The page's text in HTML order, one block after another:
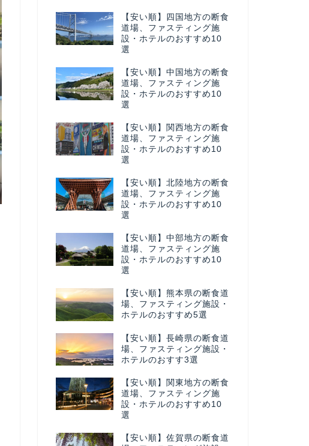
【安い順】四国地方の断食
道場、ファスティング施
設・ホテルのおすすめ10
選
【安い順】中国地方の断食
道場、ファスティング施
設・ホテルのおすすめ10
選
【安い順】関西地方の断食
道場、ファスティング施
設・ホテルのおすすめ10
選
【安い順】北陸地方の断食
道場、ファスティング施
設・ホテルのおすすめ10
選
【安い順】中部地方の断食
道場、ファスティング施
設・ホテルのおすすめ10
選
【安い順】熊本県の断食道
場、ファスティング施設・
ホテルのおすすめ5選
【安い順】長崎県の断食道
場、ファスティング施設・
ホテルのおすす3選
【安い順】関東地方の断食
道場、ファスティング施
設・ホテルのおすすめ10
選
【安い順】佐賀県の断食道